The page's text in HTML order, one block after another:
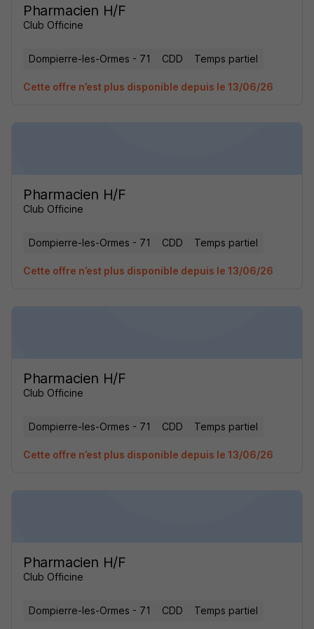
Pharmacien H/F
Club Officine
Dompierre-les-Ormes - 71 CDD Temps partiel
Cette offre n’est plus disponible depuis le 13/06/26
Pharmacien H/F
Club Officine
Dompierre-les-Ormes - 71 CDD Temps partiel
Cette offre n’est plus disponible depuis le 13/06/26
Pharmacien H/F
Club Officine
Dompierre-les-Ormes - 71 CDD Temps partiel
Cette offre n’est plus disponible depuis le 13/06/26
Pharmacien H/F
Club Officine
Dompierre-les-Ormes - 71 CDD Temps partiel